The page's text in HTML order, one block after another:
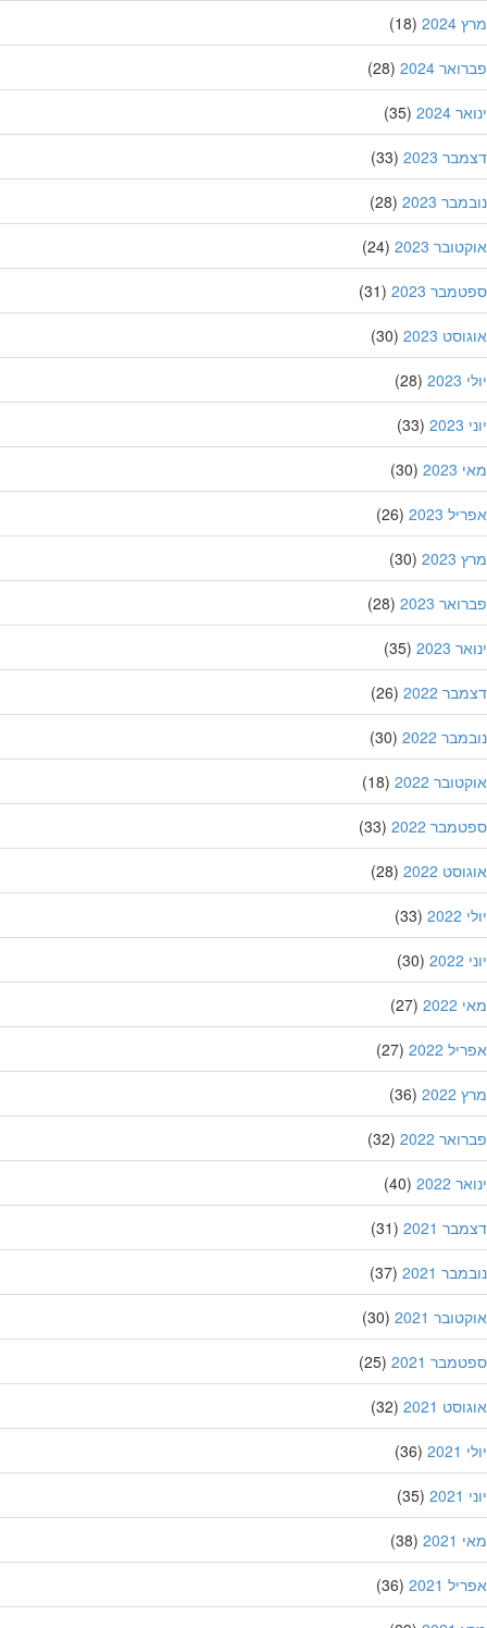
(18)
2024
(28)
2024
(35)
2023
(33)
2023
(28)
2023
(24)
2023
(31)
2023
(30)
(28)
(33)
(30)
2023
(26)
(30)
2023
(28)
2023
(35)
2022
(26)
2022
(30)
2022
(18)
2022
(33)
2022
(28)
(33)
(30)
(27)
2022
(27)
(36)
2022
(32)
2022
(40)
2021
(31)
2021
(37)
2021
(30)
2021
(25)
2021
(32)
(36)
(35)
(38)
2021
(36)